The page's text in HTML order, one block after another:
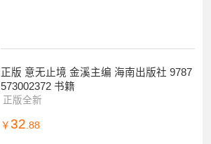
正版 意无止境 金溪主编 海南出版社 9787
573002372 书籍
正版全新
￥ 32 .88